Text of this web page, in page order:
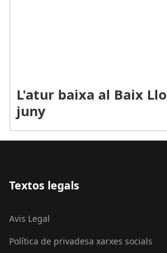
L'atur baixa al Baix
juny
Textos legals
Avis Legal
Política de privadesa xarxes socials